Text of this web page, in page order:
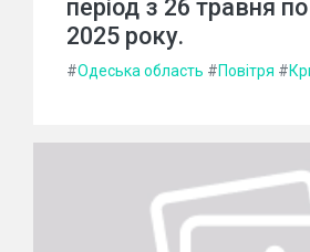
період з 26 травня
2025 року.
#Одеська область #Повітря #